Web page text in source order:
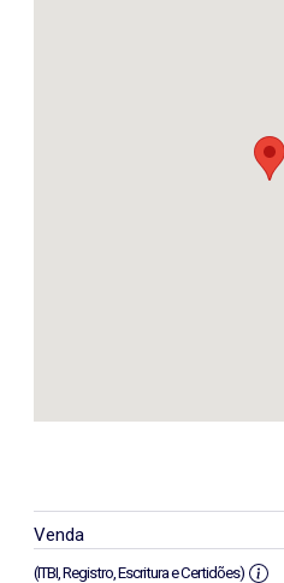
Venda
(ITBI, Registro, Escritura e Certidões)